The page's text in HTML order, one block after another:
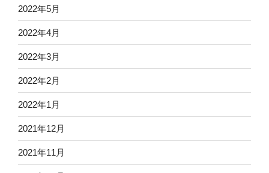
2022年5月
2022年4月
2022年3月
2022年2月
2022年1月
2021年12月
2021年11月